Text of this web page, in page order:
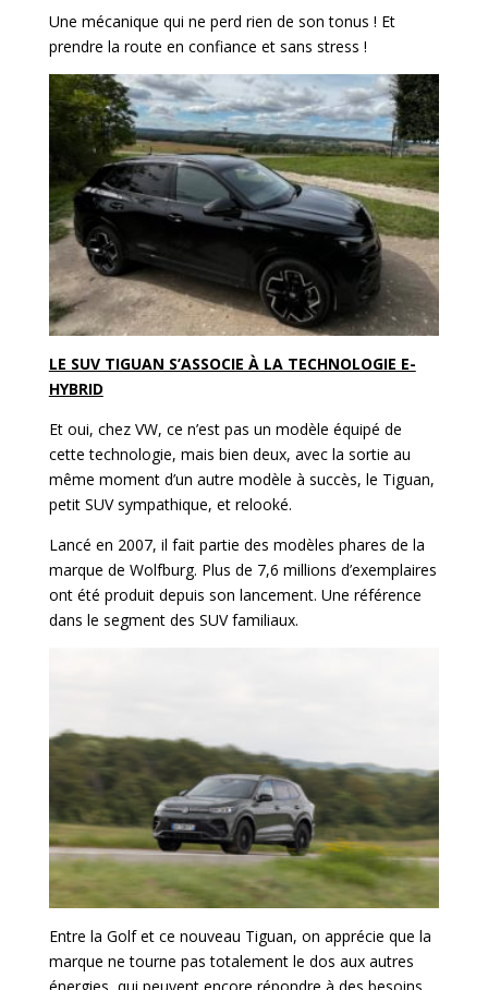
Une mécanique qui ne perd rien de son tonus ! Et
prendre la route en confiance et sans stress !
LE SUV TIGUAN S’ASSOCIE À LA TECHNOLOGIE E-
HYBRID
Et oui, chez VW, ce n’est pas un modèle équipé de
cette technologie, mais bien deux, avec la sortie au
même moment d’un autre modèle à succès, le Tiguan,
petit SUV sympathique, et relooké.
Lancé en 2007, il fait partie des modèles phares de la
marque de Wolfburg. Plus de 7,6 millions d’exemplaires
ont été produit depuis son lancement. Une référence
dans le segment des SUV familiaux.
Entre la Golf et ce nouveau Tiguan, on apprécie que la
marque ne tourne pas totalement le dos aux autres